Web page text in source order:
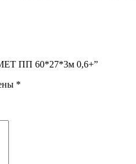
ПП 60*27*3м 0,6+”
*